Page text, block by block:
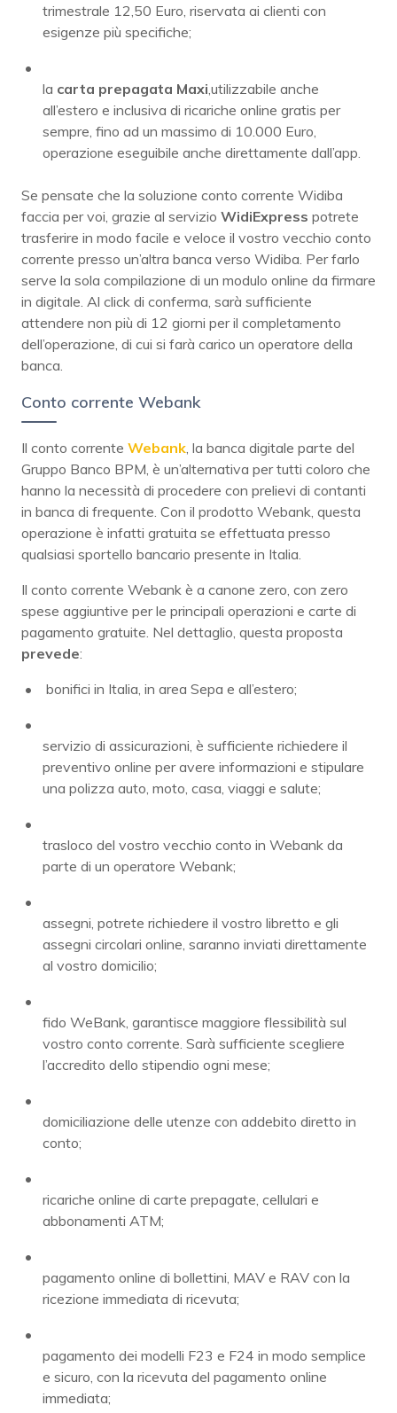
trimestrale 12,50 Euro, riservata ai clienti con
esigenze più specifiche;
la carta prepagata Maxi utilizzabile anche
all’estero e inclusiva di ricariche online gratis per
sempre, fino ad un massimo di 10.000 Euro,
operazione eseguibile anche direttamente dall’app.
Se pensate che la soluzione conto corrente Widiba
faccia per voi, grazie al servizio WidiExpress potrete
trasferire in modo facile e veloce il vostro vecchio conto
corrente presso un’altra banca verso Widiba. Per farlo
serve la sola compilazione di un modulo online da firmare
in digitale. Al click di conferma, sarà sufficiente
attendere non più di 12 giorni per il completamento
dell’operazione, di cui si farà carico un operatore della
banca.
Conto corrente Webank
Il conto corrente Webank , la banca digitale parte del
Gruppo Banco BPM, è un’alternativa per tutti coloro che
hanno la necessità di procedere con prelievi di contanti
in banca di frequente. Con il prodotto Webank, questa
operazione è infatti gratuita se effettuata presso
qualsiasi sportello bancario presente in Italia.
Il conto corrente Webank è a canone zero, con zero
spese aggiuntive per le principali operazioni e carte di
pagamento gratuite. Nel dettaglio, questa proposta
prevede:
bonifici in Italia, in area Sepa e all’estero;
servizio di assicurazioni, è sufficiente richiedere il
preventivo online per avere informazioni e stipulare
una polizza auto, moto, casa, viaggi e salute;
trasloco del vostro vecchio conto in Webank da
parte di un operatore Webank;
assegni, potrete richiedere il vostro libretto e gli
assegni circolari online, saranno inviati direttamente
al vostro domicilio;
fido WeBank, garantisce maggiore flessibilità sul
vostro conto corrente. Sarà sufficiente scegliere
l’accredito dello stipendio ogni mese;
domiciliazione delle utenze con addebito diretto in
conto;
ricariche online di carte prepagate, cellulari e
abbonamenti ATM;
pagamento online di bollettini, MAV e RAV con la
ricezione immediata di ricevuta;
pagamento dei modelli F23 e F24 in modo semplice
e sicuro, con la ricevuta del pagamento online
immediata;